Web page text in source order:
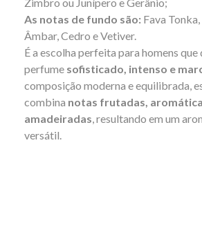
As notas de fundo são: Fava
Âmbar, Cedro e Vetiver.
É a escolha perfeita para homens que
perfume sofisticado, intenso e
composição moderna e equilibrada,
combina notas frutadas,
amadeiradas, resultando em um
versátil.